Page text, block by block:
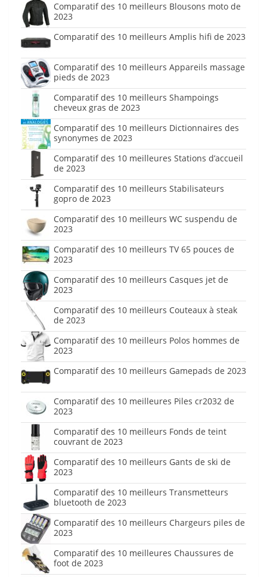
Comparatif des 10 meilleurs Blousons moto de
2023
Comparatif des 10 meilleurs Amplis hifi de 2023
Comparatif des 10 meilleurs Appareils massage
pieds de 2023
Comparatif des 10 meilleurs Shampoings
cheveux gras de 2023
Comparatif des 10 meilleurs Dictionnaires des
synonymes de 2023
Comparatif des 10 meilleures Stations d’accueil
de 2023
Comparatif des 10 meilleurs Stabilisateurs
gopro de 2023
Comparatif des 10 meilleurs WC suspendu de
2023
Comparatif des 10 meilleurs TV 65 pouces de
2023
Comparatif des 10 meilleurs Casques jet de
2023
Comparatif des 10 meilleurs Couteaux à steak
de 2023
Comparatif des 10 meilleurs Polos hommes de
2023
Comparatif des 10 meilleurs Gamepads de 2023
Comparatif des 10 meilleures Piles cr2032 de
2023
Comparatif des 10 meilleurs Fonds de teint
couvrant de 2023
Comparatif des 10 meilleurs Gants de ski de
2023
Comparatif des 10 meilleurs Transmetteurs
bluetooth de 2023
Comparatif des 10 meilleurs Chargeurs piles de
2023
Comparatif des 10 meilleures Chaussures de
foot de 2023